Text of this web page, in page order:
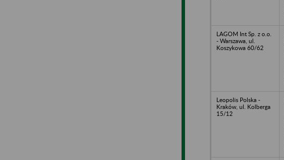
LAGOM Int Sp. z o.o.
- Warszawa, ul.
Koszykowa 60/62
Leopolis Polska -
Kraków, ul. Kolberga
15/12